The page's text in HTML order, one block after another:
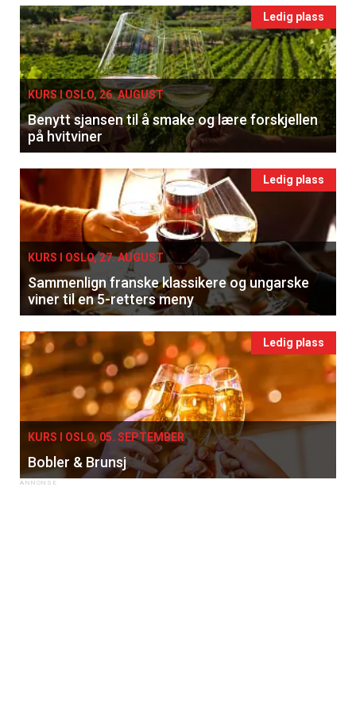
Ledig plass
KURS I OSLO, 26. AUGUST
Benytt sjansen til å smake og lære forskjellen
på hvitviner
Ledig plass
KURS I OSLO, 27. AUGUST
Sammenlign franske klassikere og ungarske
viner til en 5-retters meny
Ledig plass
KURS I OSLO, 05. SEPTEMBER
Bobler & Brunsj